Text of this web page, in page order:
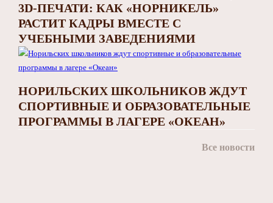
3D‑ПЕЧАТИ: КАК «НОРНИКЕЛЬ»
РАСТИТ КАДРЫ ВМЕСТЕ С
УЧЕБНЫМИ ЗАВЕДЕНИЯМИ
НОРИЛЬСКИХ ШКОЛЬНИКОВ ЖДУТ
СПОРТИВНЫЕ И ОБРАЗОВАТЕЛЬНЫЕ
ПРОГРАММЫ В ЛАГЕРЕ «ОКЕАН»
Все новости